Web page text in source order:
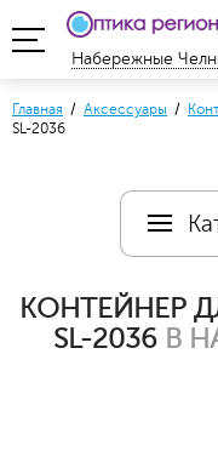
Набережные
Главная / Аксессуары /
SL-2036
КОНТЕЙНЕР
SL-2036 В